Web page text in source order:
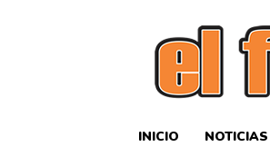
INICIO NOTICIAS